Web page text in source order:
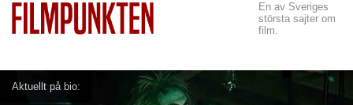
En av Sveriges
största sajter om
film.
Aktuellt på bio: